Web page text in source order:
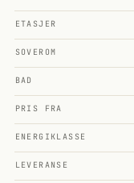
ETASJER
SOVEROM
BAD
PRIS FRA
ENERGIKLASSE
LEVERANSE